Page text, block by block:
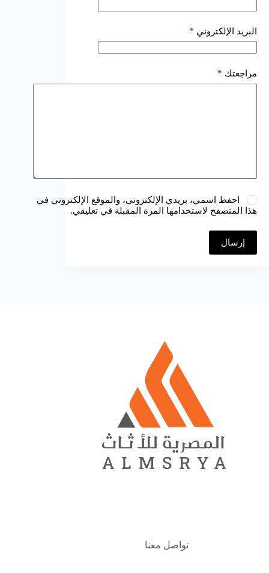
البريد الإلكتروني *
مراجعتك *
احفظ اسمي، بريدي الإلكتروني، والموقع الإلكتروني في
هذا المتصفح لاستخدامها المرة المقبلة في تعليقي.
إرسال
تواصل معنا